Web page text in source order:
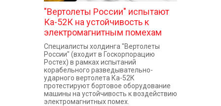
"Вертолеты России" испытают
Ка-52К на устойчивость к
электромагнитным помехам
Специалисты холдинга "Вертолеты
России" (входит в Госкорпорацию
Ростех) в рамках испытаний
корабельного разведывательно-
ударного вертолета Ка-52К
протестируют бортовое оборудование
машины на устойчивость к воздействию
электромагнитных помех.